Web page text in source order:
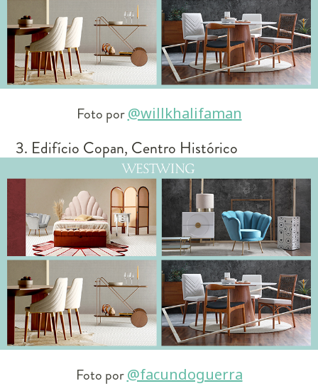
Foto por@willkhalifaman
3. Edifício Copan, Centro Histórico
Foto por@facundoguerra